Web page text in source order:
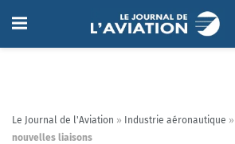
Le Journal de l'Aviation » Industrie aéronautique »
nouvelles liaisons